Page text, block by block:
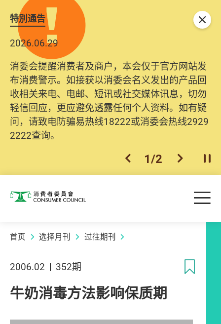
特別通告
2026.06.29
消委会提醒消费者及商户，本会仅于官方网站发
布消费警示。如接获以消委会名义发出的产品回
收相关来电、电邮、短讯或社交媒体讯息，切勿
轻信回应，更应避免透露任何个人资料。如有疑
问，请致电防骗易热线18222或消委会热线2929
2222查询。
上一个
1/2 下一个开
关闭
消费者委员会 目
首页 选择月刊 过往期刊
2006.02 352期
牛奶消毒方法影响保质期